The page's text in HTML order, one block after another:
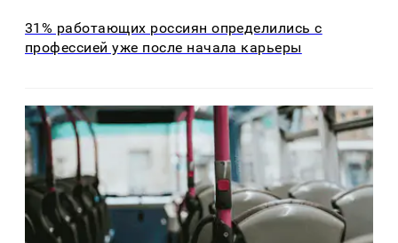
31% работающих россиян определились с
профессией уже после начала карьеры